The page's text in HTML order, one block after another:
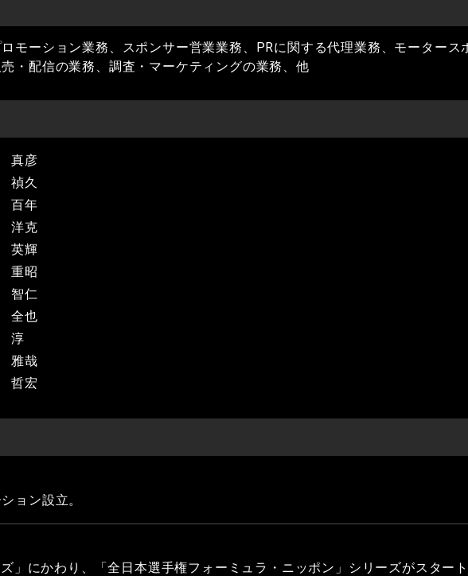
モーション業務、スポンサー営業業務、PRに関する代理業務、モーター
・配信の業務、調査・マーケティングの業務、他
真彦
禎久
百年
洋克
英輝
重昭
智仁
全也
淳
雅哉
哲宏
ョン設立。
」にかわり、「全日本選手権フォーミュラ・ニッポン」シリーズがスター